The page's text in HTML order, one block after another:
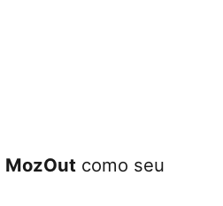
MozOut como seu